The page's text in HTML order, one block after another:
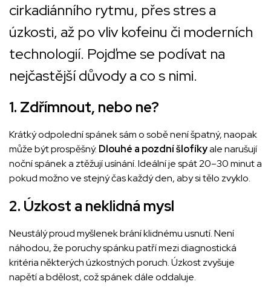
cirkadiánního rytmu, přes stres a
úzkosti, až po vliv kofeinu či moderních
technologií. Pojďme se podívat na
nejčastější důvody a co s nimi.
1. Zdřímnout, nebo ne?
Krátký odpolední spánek sám o sobě není špatný, naopak
může být prospěšný. Dlouhé a pozdní šlofíkyale narušují
noční spánek a ztěžují usínání. Ideální je spát 20–30 minut a
pokud možno ve stejný čas každý den, aby si tělo zvyklo.
2. Úzkost a neklidná mysl
Neustálý proud myšlenek brání klidnému usnutí. Není
náhodou, že poruchy spánku patří mezi diagnostická
kritéria některých úzkostných poruch. Úzkost zvyšuje
napětí a bdělost, což spánek dále oddaluje.